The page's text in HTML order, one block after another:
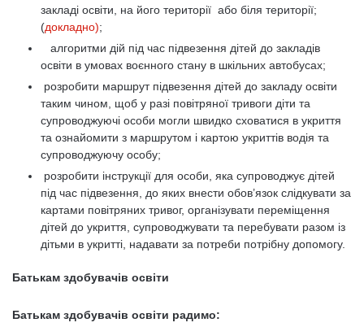
закладі освіти, на його території або біля території;
(докладно);
алгоритми дій під час підвезення дітей до закладів
освіти в умовах воєнного стану в шкільних автобусах;
розробити маршрут підвезення дітей до закладу освіти
таким чином, щоб у разі повітряної тривоги діти та
супроводжуючі особи могли швидко сховатися в укриття
та ознайомити з маршрутом і картою укриттів водія та
супроводжуючу особу;
розробити інструкції для особи, яка супроводжує дітей
під час підвезення, до яких внести обов’язок слідкувати за
картами повітряних тривог, організувати переміщення
дітей до укриття, супроводжувати та перебувати разом із
дітьми в укритті, надавати за потреби потрібну допомогу.
Батькам здобувачів освіти
Батькам здобувачів освіти радимо: